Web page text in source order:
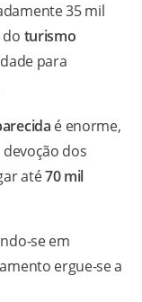
35 mil
turismo
para
é enorme,
dos
até70 mil
se em
ergue-se a